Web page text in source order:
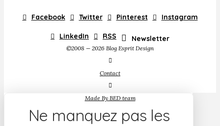
Facebook Twitter Pinterest Instagram
LinkedIn RSS Newsletter
©2008 — 2026 Blog Esprit Design
Contact
Made By BED team
Ne manquez pas les